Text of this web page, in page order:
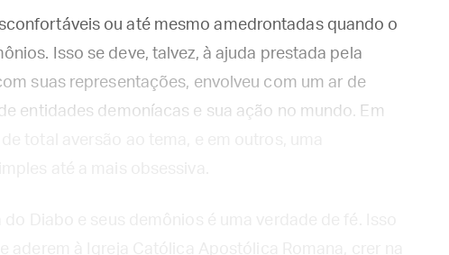
ou até mesmo amedrontadas quando o
Isso se deve, talvez, à ajuda prestada pela
suas representações, envolveu com um ar de
entidades demoníacas e sua ação no mundo. Em